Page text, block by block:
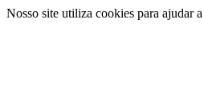
Nosso site utiliza cookies para ajudar